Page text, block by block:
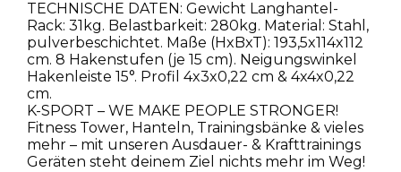
TECHNISCHE DATEN: Gewicht Langhantel-
Rack: 31kg. Belastbarkeit: 280kg. Material: Stahl,
pulverbeschichtet. Maße (HxBxT): 193,5x114x112
cm. 8 Hakenstufen (je 15 cm). Neigungswinkel
Hakenleiste 15°. Profil 4x3x0,22 cm & 4x4x0,22
cm.
K-SPORT – WE MAKE PEOPLE STRONGER!
Fitness Tower, Hanteln, Trainingsbänke & vieles
mehr – mit unseren Ausdauer- & Krafttrainings
Geräten steht deinem Ziel nichts mehr im Weg!